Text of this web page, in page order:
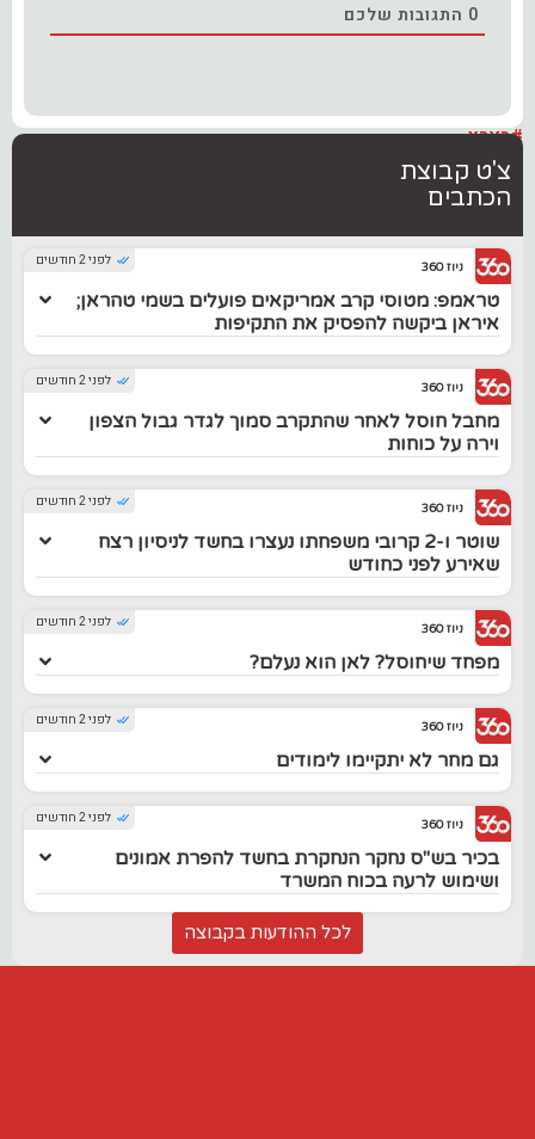
0 התגובות שלכם
#בארץ
צ'ט קבוצת
הכתבים
לפני 2 חודשים ניוז 360
טראמפ: מטוסי קרב אמריקאים פועלים בשמי טהראן;
איראן ביקשה להפסיק את התקיפות
לפני 2 חודשים ניוז 360
מחבל חוסל לאחר שהתקרב סמוך לגדר גבול הצפון
וירה על כוחות
לפני 2 חודשים ניוז 360
שוטר ו-2 קרובי משפחתו נעצרו בחשד לניסיון רצח
שאירע לפני כחודש
לפני 2 חודשים ניוז 360
מפחד שיחוסל? לאן הוא נעלם?
לפני 2 חודשים ניוז 360
גם מחר לא יתקיימו לימודים
לפני 2 חודשים ניוז 360
בכיר בש"ס נחקר הנחקרת בחשד להפרת אמונים
ושימוש לרעה בכוח המשרד
לכל ההודעות בקבוצה